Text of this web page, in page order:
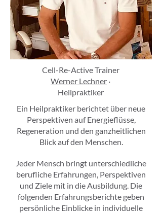
Cell-Re-Active Trainer
Werner Lechner ·
Heilpraktiker
Ein Heilpraktiker berichtet über neue
Perspektiven auf Energieflüsse,
Regeneration und den ganzheitlichen
Blick auf den Menschen.
Jeder Mensch bringt unterschiedliche
berufliche Erfahrungen, Perspektiven
und Ziele mit in die Ausbildung. Die
folgenden Erfahrungsberichte geben
persönliche Einblicke in individuelle